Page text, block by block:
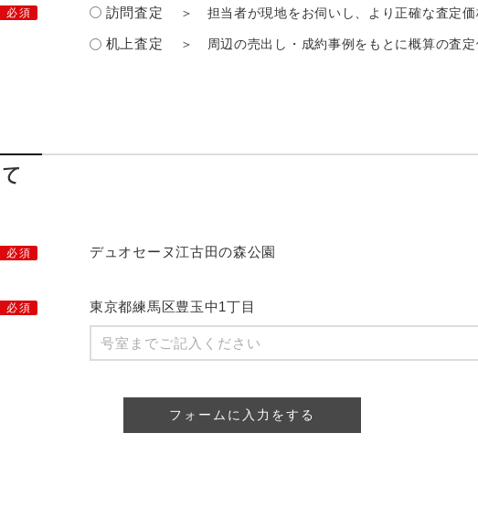
必須 訪問査定 ＞ 担当者が現地をお伺いし、より正確な査定価
机上査定 ＞ 周辺の売出し・成約事例をもとに概算の査定
必須 デュオセーヌ江古田の森公園
必須 東京都練馬区豊玉中1丁目
フォームに入力をする